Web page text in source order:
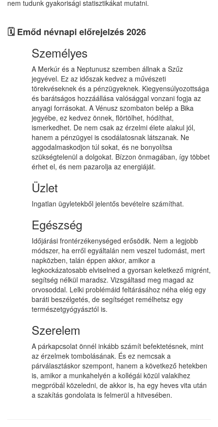
nem tudunk gyakorisági statisztikákat mutatni.
🗓️ Emőd névnapi előrejelzés 2026
Személyes
A Merkúr és a Neptunusz szemben állnak a Szűz
jegyével. Ez az időszak kedvez a művészeti
törekvéseknek és a pénzügyeknek. Kiegyensúlyozottsága
és barátságos hozzáállása valósággal vonzani fogja az
anyagi forrásokat. A Vénusz szombaton belép a Bika
jegyébe, ez kedvez önnek, flörtölhet, hódíthat,
ismerkedhet. De nem csak az érzelmi élete alakul jól,
hanem a pénzügyei is csodálatosnak látszanak. Ne
aggodalmaskodjon túl sokat, és ne bonyolítsa
szükségtelenül a dolgokat. Bízzon önmagában, így többet
érhet el, és nem pazarolja az energiáját.
Üzlet
Ingatlan ügyletekből jelentős bevételre számíthat.
Egészség
Időjárási frontérzékenységed erősödik. Nem a legjobb
módszer, ha erről egyáltalán nem veszel tudomást, mert
napközben, talán éppen akkor, amikor a
legkockázatosabb elviselned a gyorsan keletkező migrént,
segítség nélkül maradsz. Vizsgáltasd meg magad az
orvosoddal. Lelki problémáid feltárásához néha elég egy
baráti beszélgetés, de segítséget remélhetsz egy
természetgyógyásztól is.
Szerelem
A párkapcsolat önnél inkább számít befektetésnek, mint
az érzelmek tombolásának. És ez nemcsak a
párválasztáskor szempont, hanem a következő hetekben
is, amikor a munkahelyén a kollégái közül valakihez
megpróbál közeledni, de akkor is, ha egy heves vita után
a szakítás gondolata is felmerül a hitvesében.